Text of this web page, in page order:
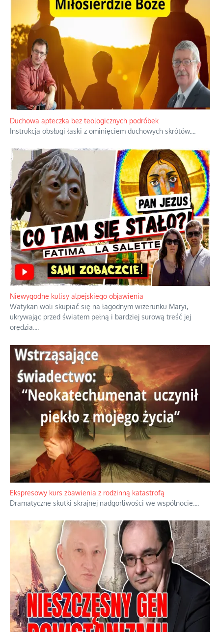
Niezwykły scenariusz bez państwowej dotacji
Reżyser Jerzy Zalewski przedstawia kulisy powstawania swoich
dokumentów, wyzwania związane z ich finansowaniem oraz
nieznane fakty dotyczące biografii...
Duchowa apteczka bez teologicznych podróbek
Instrukcja obsługi łaski z ominięciem duchowych skrótów.
Niewygodne kulisy alpejskiego objawienia
Watykan woli skupiać się na łagodnym wizerunku Maryi,
ukrywając przed światem pełną i bardziej surową treść jej
orędzia....